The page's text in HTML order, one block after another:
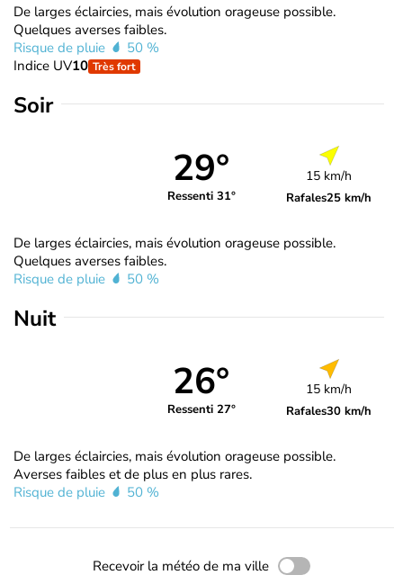
De larges éclaircies, mais évolution orageuse possible.
Quelques averses faibles.
Risque de pluie
50 %
Indice UV10 Très fort
Soir
29°
Ressenti 31°
15 km/h
Rafales25 km/h
De larges éclaircies, mais évolution orageuse possible.
Quelques averses faibles.
Risque de pluie
50 %
Nuit
26°
Ressenti 27°
15 km/h
Rafales30 km/h
De larges éclaircies, mais évolution orageuse possible.
Averses faibles et de plus en plus rares.
Risque de pluie
50 %
Recevoir la météo de ma ville